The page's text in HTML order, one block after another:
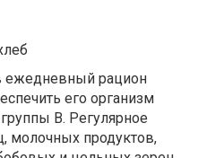
ежедневный рацион
его организм
B. Регулярное
молочных продуктов,